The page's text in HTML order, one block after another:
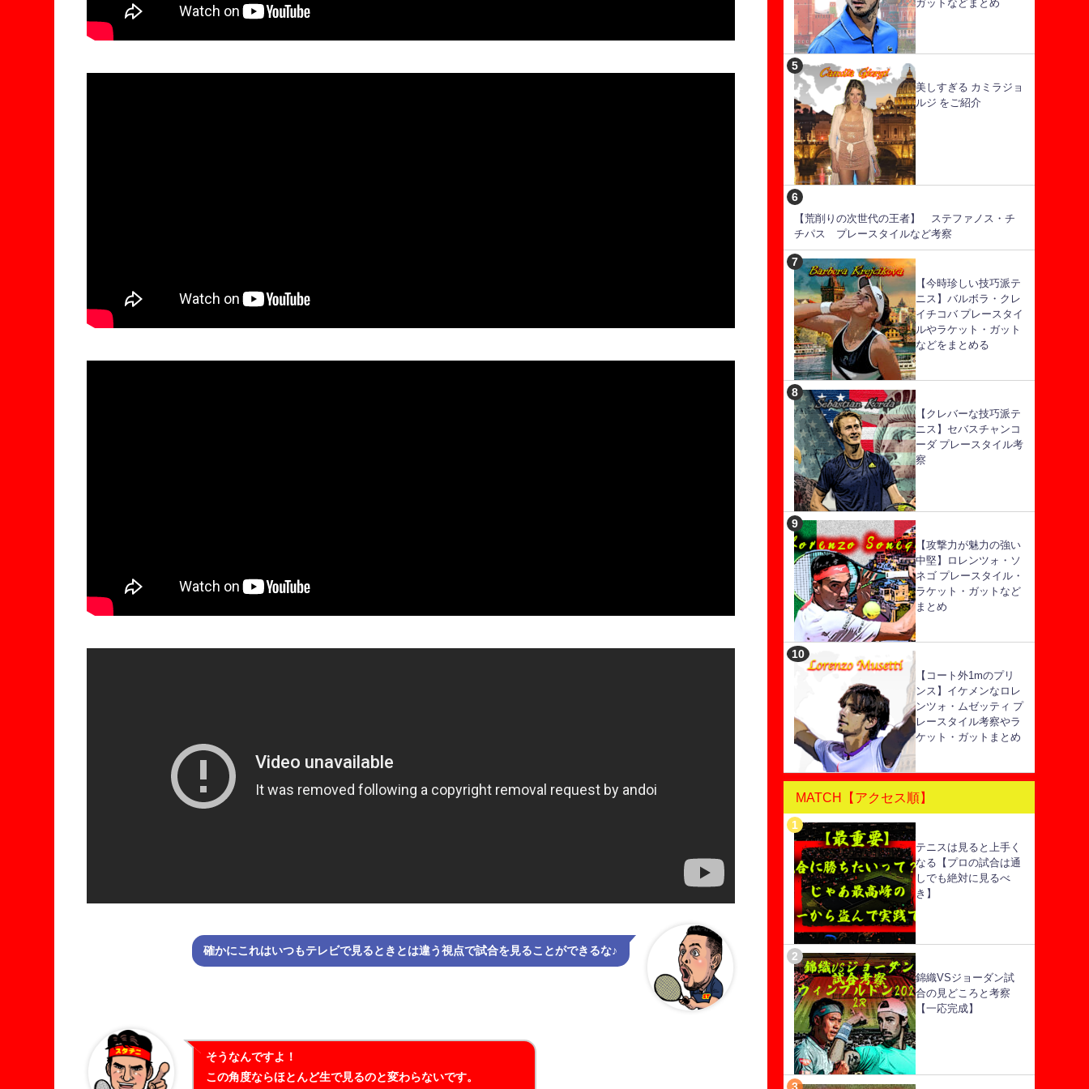
確かにこれはいつもテレビで見るときとは違う視点で試合を見ることができるな♪
そうなんですよ！
この角度ならほとんど生で見るのと変わらないです。
ガットなどまとめ
美しすぎる カミラジョ
ルジ をご紹介
【荒削りの次世代の王者】 ステファノス・チ
チパス プレースタイルなど考察
【今時珍しい技巧派テ
ニス】バルボラ・クレ
イチコバ プレースタイ
ルやラケット・ガット
などをまとめる
【クレバーな技巧派テ
ニス】セバスチャンコ
ーダ プレースタイル考
察
【攻撃力が魅力の強い
中堅】ロレンツォ・ソ
ネゴ プレースタイル・
ラケット・ガットなど
まとめ
【コート外1mのプリ
ンス】イケメンなロレ
ンツォ・ムゼッティ プ
レースタイル考察やラ
ケット・ガットまとめ
MATCH【アクセス順】
テニスは見ると上手く
なる【プロの試合は通
しでも絶対に見るべ
き】
錦織VSジョーダン試
合の見どころと考察
【一応完成】